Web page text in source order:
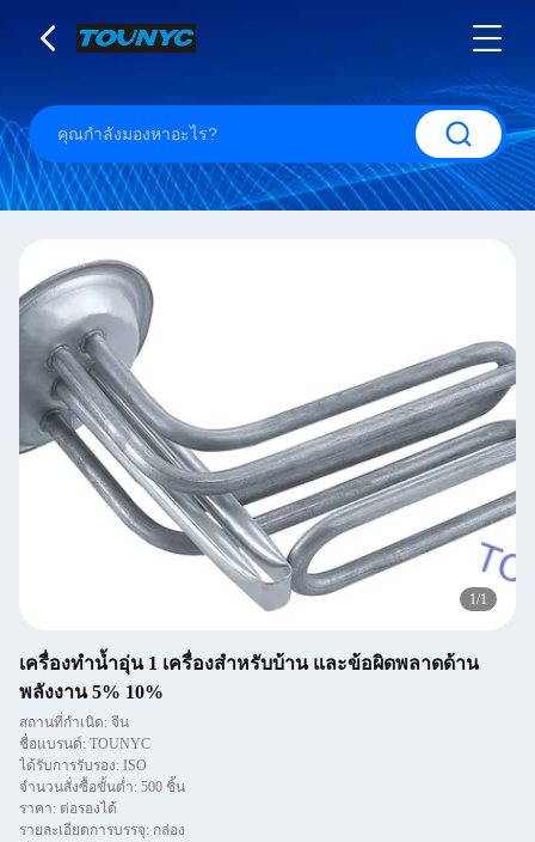
1/1
เครื่องทำน้ำอุ่น 1 เครื่องสำหรับบ้าน และข้อผิดพลาดด้าน
พลังงาน 5% 10%
สถานที่กำเนิด: จีน
ชื่อแบรนด์: TOUNYC
ได้รับการรับรอง: ISO
จำนวนสั่งซื้อขั้นต่ำ: 500 ชิ้น
ราคา: ต่อรองได้
รายละเอียดการบรรจุ: กล่อง